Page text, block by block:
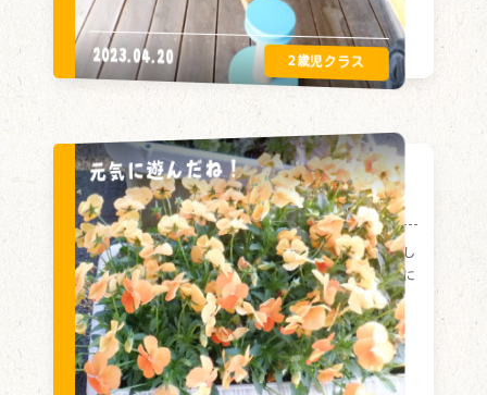
2023.04.20
元気に遊んだね！
元気に遊んだね！
天気も良くのびのびとお外で遊ぶことができまし
た。ブランコを上手にこいだり、ダンゴムシ探しに
夢中でした。